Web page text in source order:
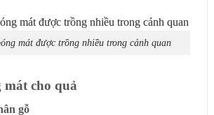
mát được trồng nhiều trong cảnh quan
mát cho quả
gỗ